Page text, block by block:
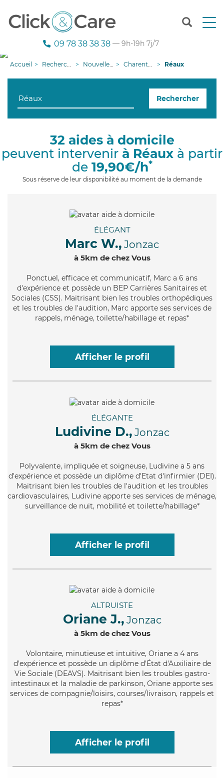
T
n
g
i
09 78 38 38 38 — 9h-19h 7j/7
Accueil Recherche aide à domicile Nouvelle-Aquitaine Charente-Maritime Réaux
Rechercher
32 aides à domicile
peuvent intervenir à Réaux à partir
de 19,90€/h*
Sous réserve de leur disponibilité au moment de la demande
ÉLÉGANT
Marc W., Jonzac
à 5km de chez Vous
Ponctuel , efficace et communicatif, Marc a 6 ans
d'expérience et possède un BEP Carrières Sanitaires et
Sociales (CSS). Maitrisant bien les troubles orthopédiques
et les troubles de l'audition, Marc apporte ses services de
rappels, ménage, toilette/habillage et repas*
Afficher le profil
ÉLÉGANTE
Ludivine D., Jonzac
à 5km de chez Vous
Polyvalente, impliquée et soigneuse, Ludivine a 5 ans
d'expérience et possède un diplôme d'Etat d'infirmier (DEI).
Maitrisant bien les troubles de l'audition et les troubles
cardiovasculaires, Ludivine apporte ses services de ménage,
surveillance de nuit, mobilité et toilette/habillage*
Afficher le profil
ALTRUISTE
Oriane J., Jonzac
à 5km de chez Vous
Volontaire, minutieuse et intuitive, Oriane a 4 ans
d'expérience et possède un diplôme d'État d'Auxiliaire de
Vie Sociale (DEAVS). Maitrisant bien les troubles gastro-
intestinaux et la maladie de parkinson, Oriane apporte ses
services de compagnie/loisirs, courses/livraison, rappels et
repas*
Afficher le profil